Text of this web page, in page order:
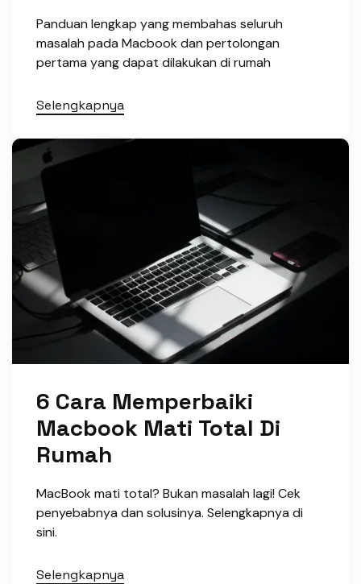
Panduan lengkap yang membahas seluruh
masalah pada Macbook dan pertolongan
pertama yang dapat dilakukan di rumah
Selengkapnya
6 Cara Memperbaiki
Macbook Mati Total Di
Rumah
MacBook mati total? Bukan masalah lagi! Cek
penyebabnya dan solusinya. Selengkapnya di
sini.
Selengkapnya